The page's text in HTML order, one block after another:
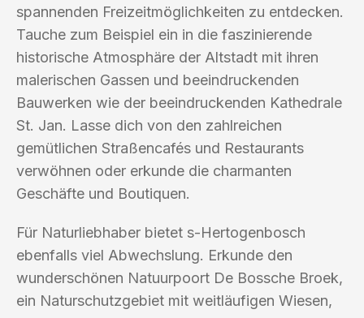
spannenden Freizeitmöglichkeiten zu entdecken.
Tauche zum Beispiel ein in die faszinierende
historische Atmosphäre der Altstadt mit ihren
malerischen Gassen und beeindruckenden
Bauwerken wie der beeindruckenden Kathedrale
St. Jan. Lasse dich von den zahlreichen
gemütlichen Straßencafés und Restaurants
verwöhnen oder erkunde die charmanten
Geschäfte und Boutiquen.
Für Naturliebhaber bietet s-Hertogenbosch
ebenfalls viel Abwechslung. Erkunde den
wunderschönen Natuurpoort De Bossche Broek,
ein Naturschutzgebiet mit weitläufigen Wiesen,